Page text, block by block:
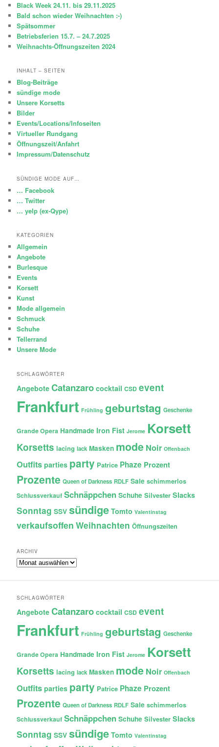
n
Black Week 24.11. bis 29.11.2025
Bald schon wieder Weihnachten :-)
Spätsommer
Betriebsferien 15.7. – 24.7.2025
Weihnachts-Öffnungszeiten 2024
INHALT – SEITEN
Blog-Beiträge
sündige mode
Unsere Korsetts
Bilder
Events/Locations/Infoseiten
Virtueller Rundgang
Öffnungszeit/Anfahrt
Impressum/Datenschutz
SÜNDIGE MODE AUF…
… Facebook
… Twitter
… yelp (ex-Qype)
KATEGORIEN
Allgemein
Angebote
Burlesque
Events
Korsett
Kunst
Mode allgemein
Schmuck
Schuhe
Tellerrand
Unsere Mode
SCHLAGWÖRTER
Angebote Catanzaro cocktail CSD event
Frankfurt Frühling geburtstag Geschenke
Grande Opera Handmade Iron Fist Jerome Korsett
Korsetts lacing lack Masken mode Noir Offenbach
Outfits parties party Patrice Phaze Prozent
Prozente Queen of Darkness RDLF Sale schimmerlos
Schlussverkauf Schnäppchen Schuhe Silvester Slacks
Sonntag SSV sündige Tomto Valentinstag
verkaufsoffen Weihnachten Öffnungszeiten
ARCHIV
Archiv
SCHLAGWÖRTER
Angebote Catanzaro cocktail CSD event
Frankfurt Frühling geburtstag Geschenke
Grande Opera Handmade Iron Fist Jerome Korsett
Korsetts lacing lack Masken mode Noir Offenbach
Outfits parties party Patrice Phaze Prozent
Prozente Queen of Darkness RDLF Sale schimmerlos
Schlussverkauf Schnäppchen Schuhe Silvester Slacks
Sonntag SSV sündige Tomto Valentinstag